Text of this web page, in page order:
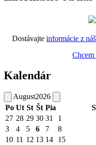
Dostávajte informácie z
Chcem
Kalendár
August2026
Po Ut St Št Pia
27 28 29 30 31 1
3
4 5 6 7 8
10 11 12 13 14 15